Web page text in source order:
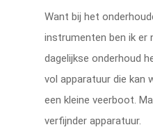
Want bij het
instrumenten ben ik er
dagelijkse onderhoud
vol apparatuur die kan
een kleine veerboot.
verfijnder apparatuur.